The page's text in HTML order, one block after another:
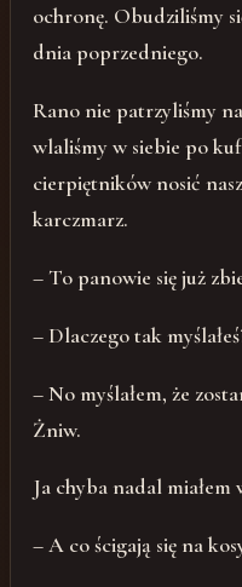
ochronę. Obudziliśmy
dnia poprzedniego.
Rano nie patrzyliśmy
wlaliśmy w siebie po
cierpiętników nosić
karczmarz.
– To panowie się już
– Dlaczego tak
– No myślałem, że
Żniw.
Ja chyba nadal miałem
– A co ścigają się na